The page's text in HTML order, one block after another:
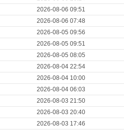
2026-08-06 09:51
2026-08-06 07:48
2026-08-05 09:56
2026-08-05 09:51
2026-08-05 08:05
2026-08-04 22:54
2026-08-04 10:00
2026-08-04 06:03
2026-08-03 21:50
2026-08-03 20:40
2026-08-03 17:46